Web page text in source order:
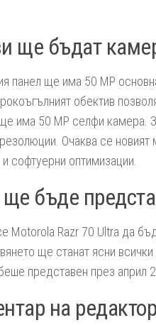
ще бъдат
панел ще има 50 MP
обектив
има 50 MP селфи камера.
Очаква се
софтуерни оптимизации.
ще бъде
Motorola Razr 70 Ultra да
ще станат ясни
представен през април
на